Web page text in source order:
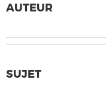
AUTEUR
SUJET